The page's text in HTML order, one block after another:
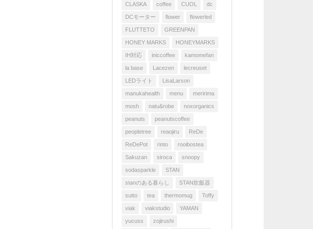
CLASKA coffee CUOL dc
DCモーター flower flowerled
FLUTTETO GREENPAN
HONEY MARKS HONEYMARKS
IH対応 iniccoffee kamomefan
la base Lacezen lecreuset
LEDライト LisaLarson
manukahealth menu meririma
mosh natu&robe noxorganics
peanuts peanutscoffee
peopletree reaojiru ReDe
ReDePot rinto rooibostea
Sakuzan siroca snoopy
sodasparkle STAN
stanのある暮らし STAN炊飯器
sutto tea thermomug Toffy
viak viakstudio YAMAN
yucuss zojirushi